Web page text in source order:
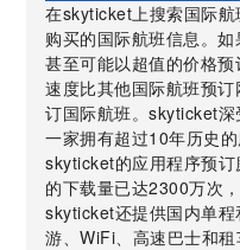
在skyticket上搜索国际
购买的国际航班信息。
甚至可能以超值的价格
速度比其他国际航班预
订国际航班。skyticket
一家拥有超过10年历史
skyticket的应用程序预
的下载量已达2300万次
skyticket还提供国内单
游、WiFi、高速巴士和租